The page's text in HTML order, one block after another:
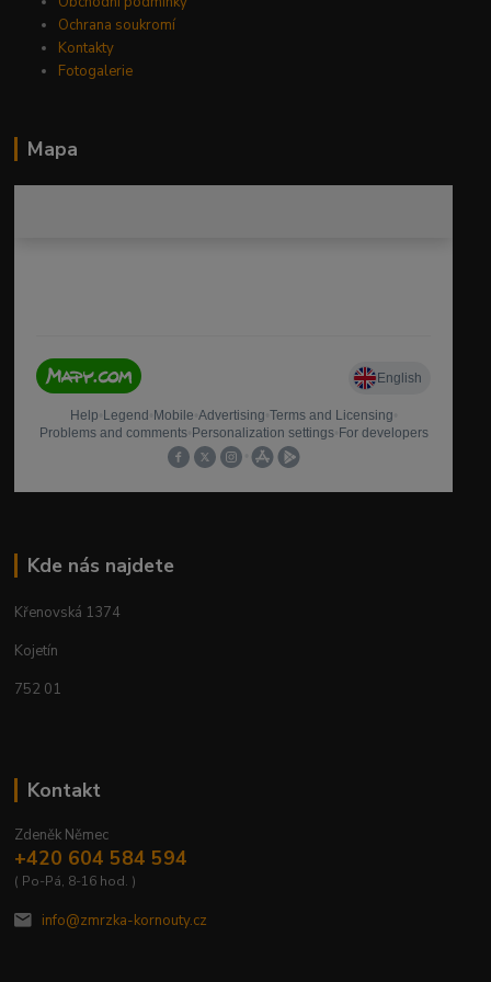
Ochrana soukromí
Kontakty
Fotogalerie
Mapa
Kde nás najdete
Křenovská 1374
Kojetín
752 01
Kontakt
Zdeněk Němec
+420 604 584 594
( Po-Pá, 8-16 hod. )
info@zmrzka-kornouty.cz